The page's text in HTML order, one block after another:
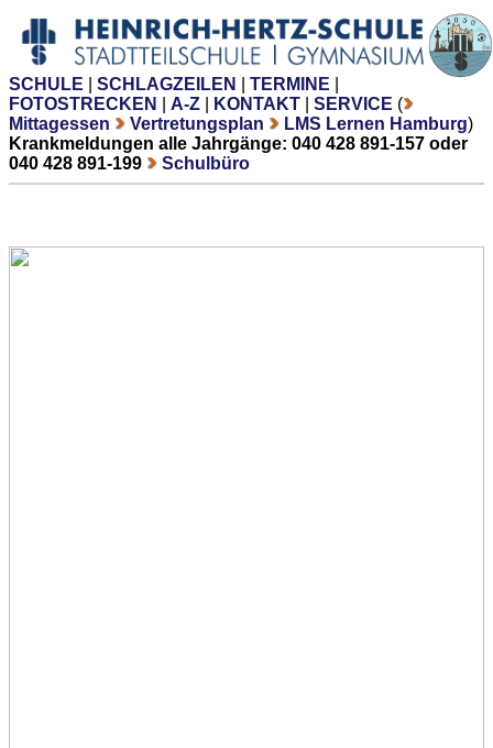
SCHULE SCHLAGZEILEN TERMINE
FOTOSTRECKEN
A-Z KONTAKT SERVICE (
Mittagessen
Vertretungsplan LMS Lernen Hamburg)
Krankmeldungen alle Jahrgänge: 040 428 891-157 oder
040 428 891-199
Schulbüro